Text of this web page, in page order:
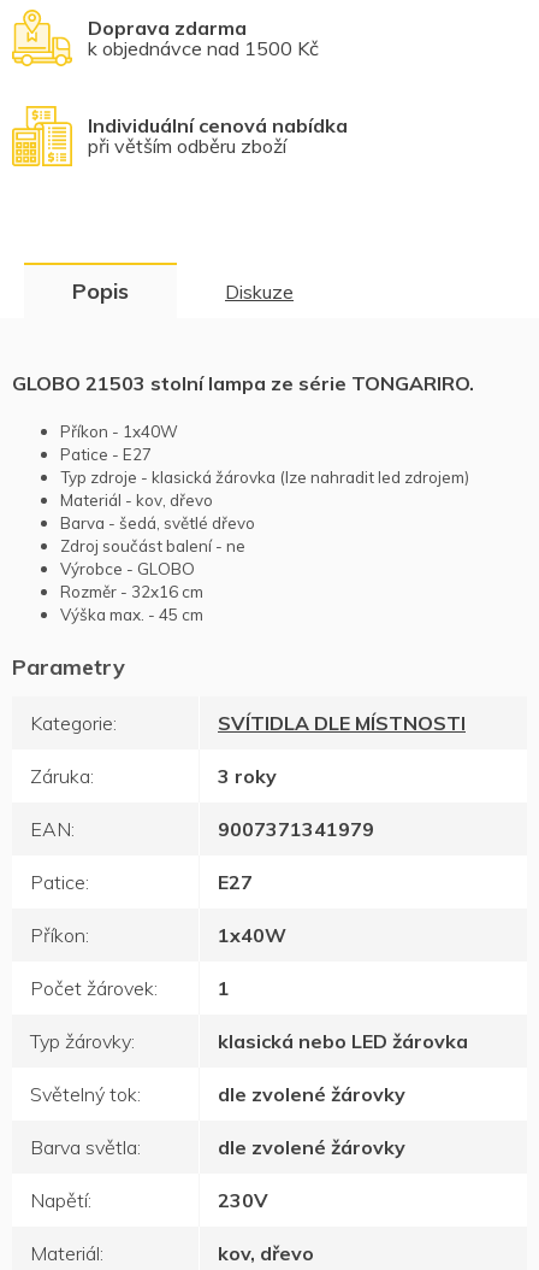
Doprava zdarma
k objednávce nad 1500 Kč
Individuální cenová nabídka
při větším odběru zboží
Popis Diskuze
GLOBO 21503 stolní lampa ze série TONGARIRO.
Příkon - 1x40W
Patice - E27
Typ zdroje - klasická žárovka (lze nahradit led zdrojem)
Materiál - kov, dřevo
Barva - šedá, světlé dřevo
Zdroj součást balení - ne
Výrobce - GLOBO
Rozměr - 32x16 cm
Výška max. - 45 cm
Kategorie: SVÍTIDLA DLE MÍSTNOSTI
Záruka: 3 roky
EAN: 9007371341979
Patice: E27
Příkon: 1x40W
Počet žárovek: 1
Typ žárovky: klasická nebo LED žárovka
Světelný tok: dle zvolené žárovky
Barva světla: dle zvolené žárovky
Napětí: 230V
Materiál: kov, dřevo